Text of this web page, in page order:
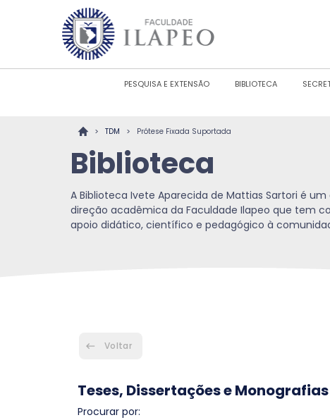
PESQUISA E EXTENSÃO BIBLIOTECA
> TDM > Prótese Fixada Suportada
Biblioteca
A Biblioteca Ivete Aparecida de Mattias Sartori é
direção acadêmica da Faculdade Ilapeo que tem
apoio didático, científico e pedagógico à
Voltar
Teses, Dissertações e Monografias
Procurar por: